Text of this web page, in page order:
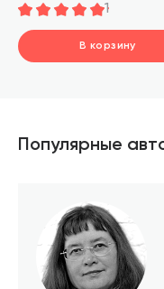
от голода и бесили
1
В корзину
Популярные